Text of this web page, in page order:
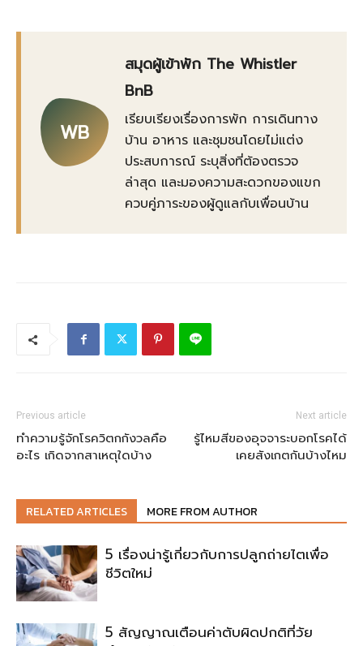
WB
สมุดผู้เข้าพัก The Whistler
BnB
เรียบเรียงเรื่องการพัก การเดินทาง
บ้าน อาหาร และชุมชนโดยไม่แต่ง
ประสบการณ์ ระบุสิ่งที่ต้องตรวจ
ล่าสุด และมองความสะดวกของแขก
ควบคู่ภาระของผู้ดูแลกับเพื่อนบ้าน
Previous article
ทำความรู้จักโรควิตกกังวลคือ
อะไร เกิดจากสาเหตุใดบ้าง
Next article
รู้ไหมสีของอุจจาระบอกโรคได้
เคยสังเกตกันบ้างไหม
RELATED ARTICLES MORE FROM AUTHOR
5 เรื่องน่ารู้เกี่ยวกับการปลูกถ่ายไตเพื่อ
ชีวิตใหม่
5 สัญญาณเตือนค่าตับผิดปกติที่วัย